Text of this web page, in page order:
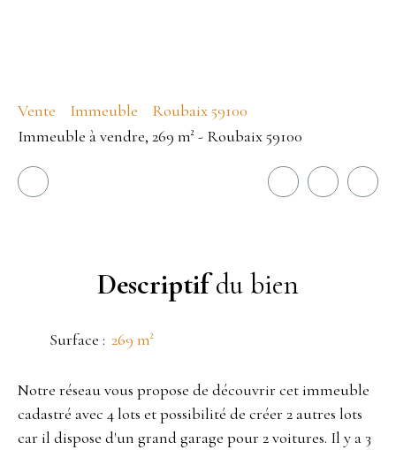
Vente Immeuble
Roubaix 59100
Immeuble à vendre, 269 m² - Roubaix 59100
Descriptifdu bien
Surface : 269 m²
Notre réseau vous propose de découvrir cet immeuble
cadastré avec 4 lots et possibilité de créer 2 autres lots
car il dispose d'un grand garage pour 2 voitures. Il y a 3